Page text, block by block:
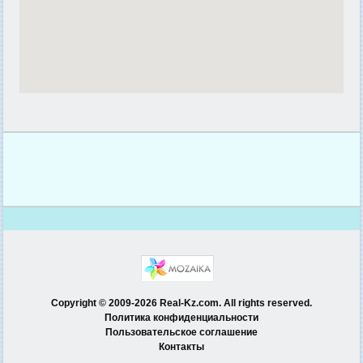
Copyright © 2009-2026 Real-Kz.com. All rights reserved.
Политика конфиденциальности
Пользовательское соглашение
Контакты